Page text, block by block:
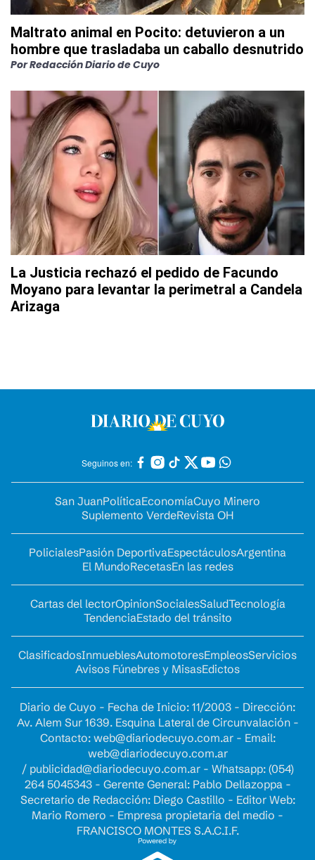
Maltrato animal en Pocito: detuvieron a un
hombre que trasladaba un caballo desnutrido
PorRedacción Diario de Cuyo
La Justicia rechazó el pedido de Facundo
Moyano para levantar la perimetral a Candela
Arizaga
Seguinos en:
San JuanPolíticaEconomíaCuyo Minero
Suplemento VerdeRevista OH
PolicialesPasión DeportivaEspectáculosArgentina
El MundoRecetasEn las redes
Cartas del lectorOpinionSocialesSaludTecnología
TendenciaEstado del tránsito
ClasificadosInmueblesAutomotoresEmpleosServicios
Avisos Fúnebres y MisasEdictos
Diario de Cuyo - Fecha de Inicio: 11/2003 - Dirección:
Av. Alem Sur 1639. Esquina Lateral de Circunvalación -
Contacto: web@diariodecuyo.com.ar- Email:
web@diariodecuyo.com.ar
/ publicidad@diariodecuyo.com.ar- Whatsapp: (054)
264 5045343 - Gerente General: Pablo Dellazoppa -
Secretario de Redacción: Diego Castillo - Editor Web:
Mario Romero - Empresa propietaria del medio -
FRANCISCO MONTES S.A.C.I.F.